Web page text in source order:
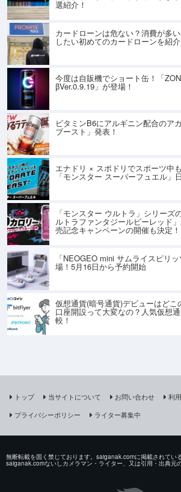
選紹介！
カードローンは危ない？消費が多
したい初めてのカードローンを紹介
今度は自販機でショート缶！「
βVer.0.9.19」が登場！
ビタミンB6にアルギニン配合のア
ブースト」発表！
エナドリ × スポドリでスポーツ中
「モンスター スーパーフュエル」
「モンスター ウルトラ」シリーズ
ルトラファンタジールビーレッド
売記念キャンペーンの開催も決定！
「NEOGEO mini サムライスピリ
場！5月16日から予約開始
仮想通貨(暗号通貨)デビューはどこ
口座開設って大変なの？人気仮想
較！
トップ 当サイトについて お問い合わせ
利
プライバシーポリシー
ライター募集中
無断転載を固く禁じております。saiganak.comに掲載されてい
saiganak.comないしカメラマン・ライター、又は引用・出典元